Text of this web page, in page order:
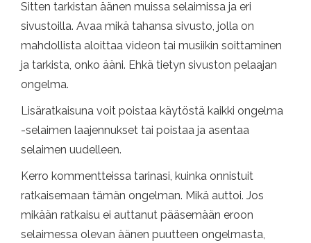
Sitten tarkistan äänen muissa selaimissa ja eri
sivustoilla. Avaa mikä tahansa sivusto, jolla on
mahdollista aloittaa videon tai musiikin soittaminen
ja tarkista, onko ääni. Ehkä tietyn sivuston pelaajan
ongelma.
Lisäratkaisuna voit poistaa käytöstä kaikki ongelma
-selaimen laajennukset tai poistaa ja asentaa
selaimen uudelleen.
Kerro kommentteissa tarinasi, kuinka onnistuit
ratkaisemaan tämän ongelman. Mikä auttoi. Jos
mikään ratkaisu ei auttanut pääsemään eroon
selaimessa olevan äänen puutteen ongelmasta,